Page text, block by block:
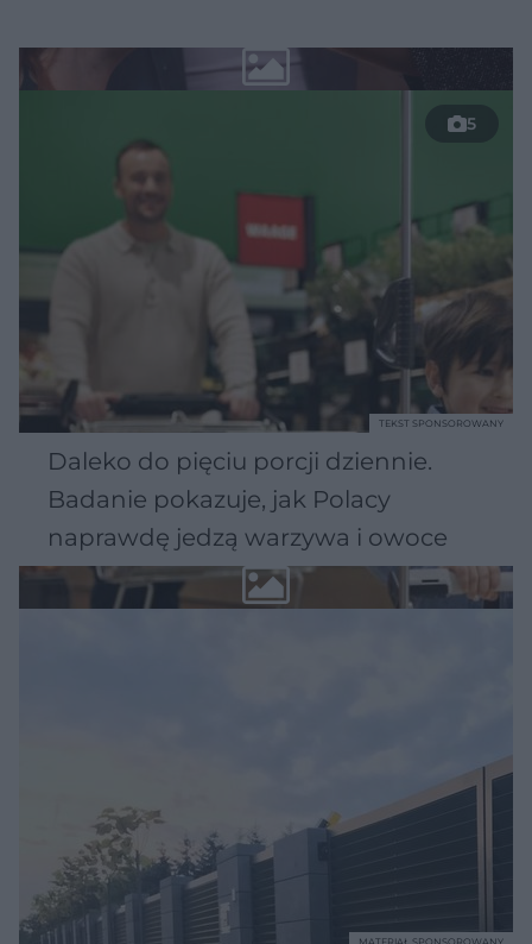
5
Daleko do pięciu porcji dziennie.
Badanie pokazuje, jak Polacy
naprawdę jedzą warzywa i owoce
TEKST SPONSOROWANY
MATERIAŁ SPONSOROWANY